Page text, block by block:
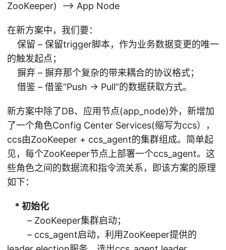
ZooKeeper) —> App Node
在新方案中，我们要：
保留 – 保留trigger脚本，作为业务数据变更的唯一
的触发起点；
摒弃 – 摒弃那个复杂的带来耦合的协议格式；
借鉴 – 借鉴“Push -> Pull”的数据获取方式。
新方案中除了DB、应用节点(app_node)外，新增加
了一个角色Config Center Services(缩写为ccs），
ccs由ZooKeeper + ccs_agent的集群组成。简单起
见，每个ZooKeeper节点上部署一个ccs_agent。这
些角色之间的数据流和指令流关系，即该方案的原理
如下：
* 初始化
– ZooKeeper集群启动；
– ccs_agent启动，利用ZooKeeper提供的